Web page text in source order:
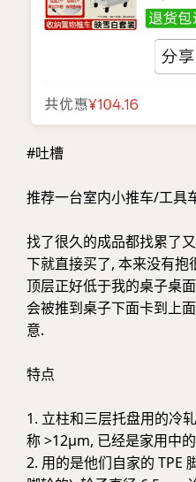
#吐槽
推荐一台室内小推车/工具
找了很久的成品都找累了
下就直接买了, 本来没有抱
顶层正好低于我的桌子桌
会被推到桌子下面卡到上
意.
特点
1. 立柱和三层托盘用的冷
称 >12μm, 已经是家用中
2. 用的是他们自家的 TPE